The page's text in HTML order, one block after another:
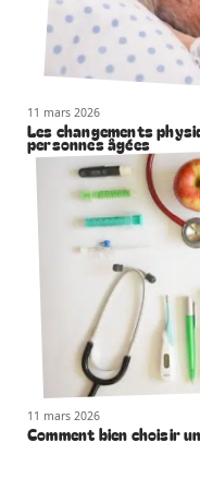
11 mars 2026
Les changements
personnes âgées
11 mars 2026
Comment bien choisir